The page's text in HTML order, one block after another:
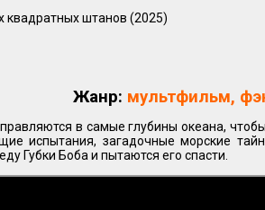
Жанр: мультфильм,
в самые глубины океана,
испытания, загадочные морские
Губки Боба и пытаются его спасти.